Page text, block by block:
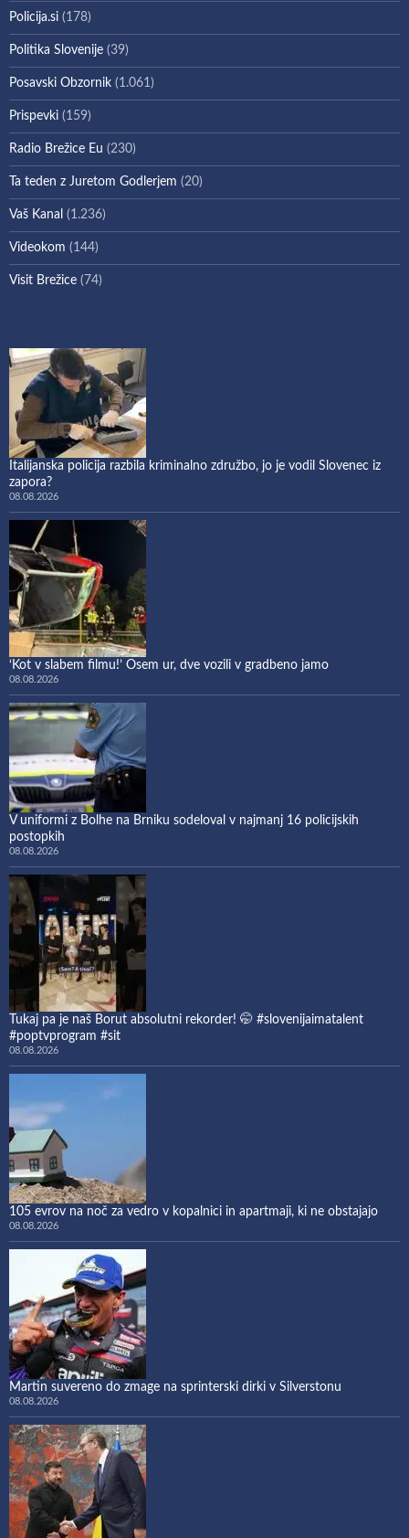
Policija.si (178)
Politika Slovenije (39)
Posavski Obzornik (1.061)
Prispevki (159)
Radio Brežice Eu (230)
Ta teden z Juretom Godlerjem (20)
Vaš Kanal (1.236)
Videokom (144)
Visit Brežice (74)
Italijanska policija razbila kriminalno združbo, jo je vodil Slovenec iz
zapora?
08.08.2026
‘Kot v slabem filmu!’ Osem ur, dve vozili v gradbeno jamo
08.08.2026
V uniformi z Bolhe na Brniku sodeloval v najmanj 16 policijskih
postopkih
08.08.2026
Tukaj pa je naš Borut absolutni rekorder! 🤭 #slovenijaimatalent
#poptvprogram #sit
08.08.2026
105 evrov na noč za vedro v kopalnici in apartmaji, ki ne obstajajo
08.08.2026
Martin suvereno do zmage na sprinterski dirki v Silverstonu
08.08.2026